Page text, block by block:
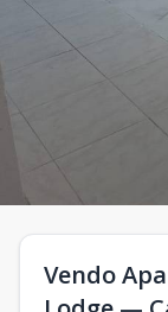
Vendo